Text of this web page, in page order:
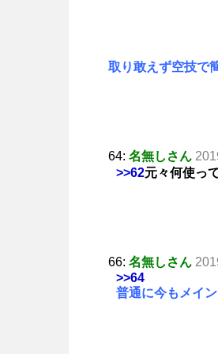
取り敢えず空技で
64: 名無しさん
>>62元々何使っ
66: 名無しさん
>>64
普通に今もメイ